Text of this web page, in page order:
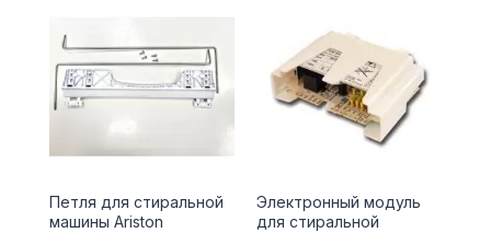
Петля для стиральной
машины Ariston
Электронный модуль
для стиральной